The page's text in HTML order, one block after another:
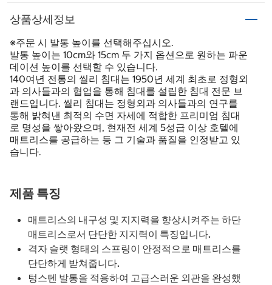
상품상세정보
※주문 시 발통 높이를 선택해주십시오.
발통 높이는 10cm와 15cm 두 가지 옵션으로 원하는 파운
데이션 높이를 선택할 수 있습니다.
140여년 전통의 씰리 침대는 1950년 세계 최초로 정형외
과 의사들과의 협업을 통해 침대를 설립한 침대 전문 브
랜드입니다. 씰리 침대는 정형외과 의사들과의 연구를
통해 밝혀낸 최적의 수면 자세에 적합한 프리미엄 침대
로 명성을 쌓아왔으며, 현재전 세계 5성급 이상 호텔에
매트리스를 공급하는 등 그 기술과 품질을 인정받고 있
습니다.
제품 특징
매트리스의 내구성 및 지지력을 향상시켜주는 하단
매트리스로서 단단한 지지력이 특징입니다.
격자 슬랫 형태의 스프링이 안정적으로 매트리스를
단단하게 받쳐줍니다.
텅스텐 발통을 적용하여 고급스러운 외관을 완성했